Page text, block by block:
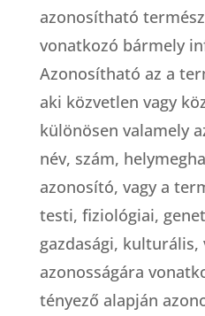
azonosítható
vonatkozó bármely
Azonosítható az a
aki közvetlen vagy
különösen valamely
név, szám,
azonosító, vagy a
testi, fiziológiai,
gazdasági, kulturális,
azonosságára
tényező alapján